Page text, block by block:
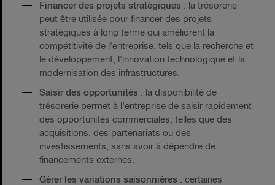
Financer des projets stratégiques : la trésorerie
peut être utilisée pour financer des projets
stratégiques à long terme qui améliorent la
compétitivité de l'entreprise, tels que la recherche et
le développement, l'innovation technologique et la
modernisation des infrastructures.
Saisir des opportunités : la disponibilité de
trésorerie permet à l'entreprise de saisir rapidement
des opportunités commerciales, telles que des
acquisitions, des partenariats ou des
investissements, sans avoir à dépendre de
financements externes.
Gérer les variations saisonnières : certaines